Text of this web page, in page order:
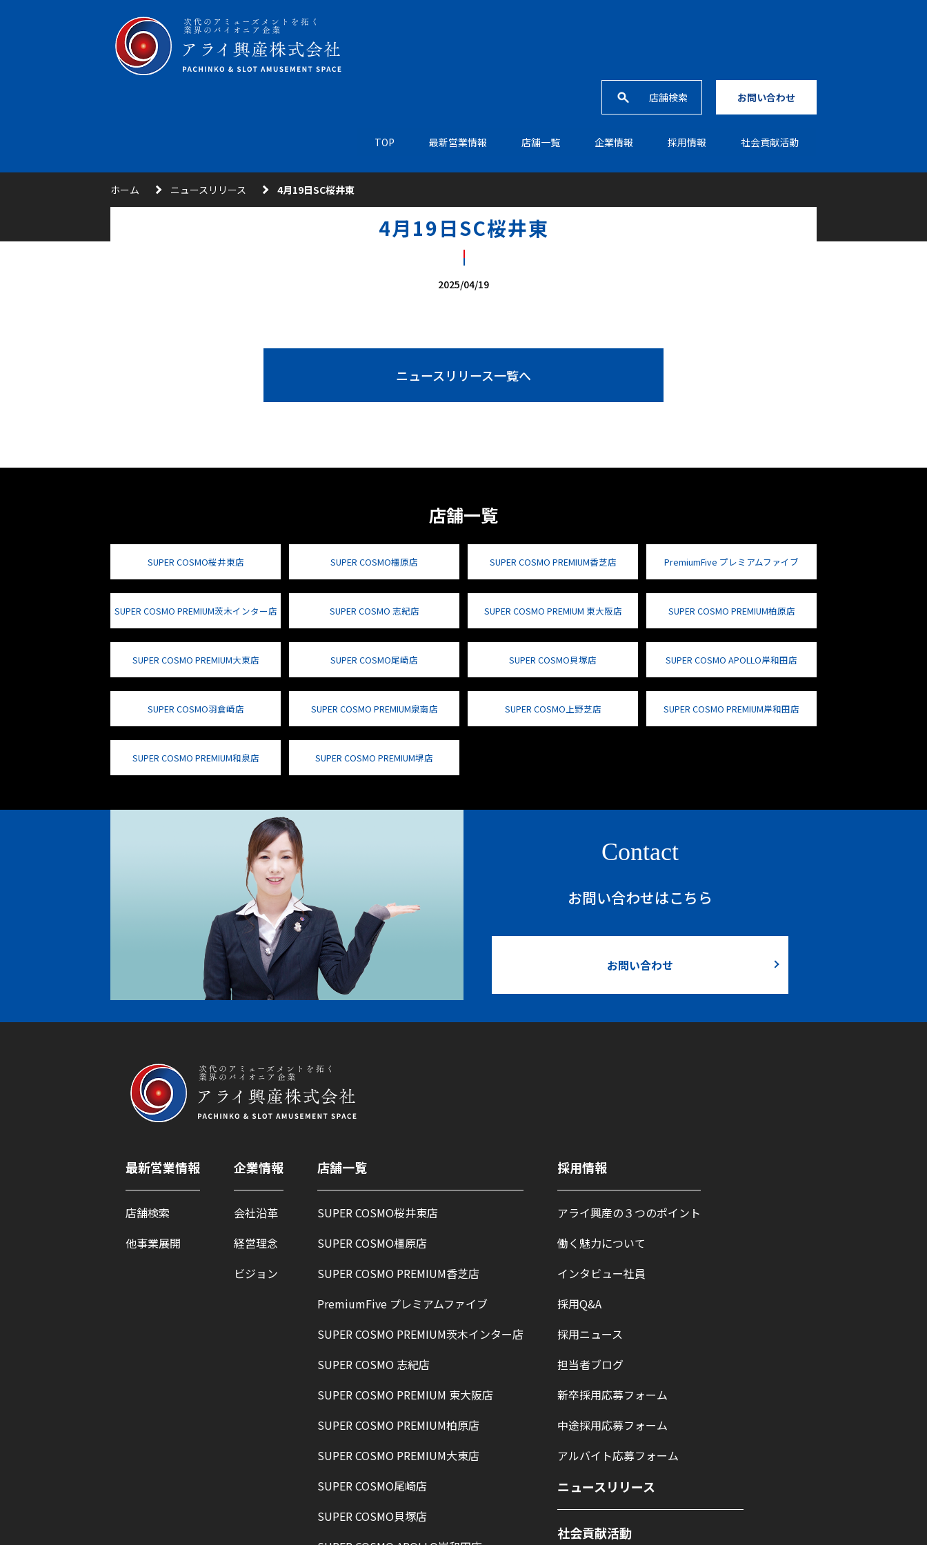
店舗検索 お問い合わせ
TOP 最新営業情報 店舗一覧 企業情報 採⽤情報 社会貢献活動
ホーム ニュースリリース 4月19日SC桜井東
4月19日SC桜井東
2025/04/19
ニュースリリース一覧へ
店舗一覧
SUPER COSMO桜井東店 SUPER COSMO橿原店 SUPER COSMO PREMIUM香芝店 PremiumFive プレミアムファイブ
SUPER COSMO PREMIUM茨木インター店 SUPER COSMO 志紀店 SUPER COSMO PREMIUM 東大阪店 SUPER COSMO PREMIUM柏原店
SUPER COSMO PREMIUM大東店 SUPER COSMO尾崎店 SUPER COSMO貝塚店 SUPER COSMO APOLLO岸和田店
SUPER COSMO羽倉崎店 SUPER COSMO PREMIUM泉南店 SUPER COSMO上野芝店 SUPER COSMO PREMIUM岸和田店
SUPER COSMO PREMIUM和泉店 SUPER COSMO PREMIUM堺店
Contact
お問い合わせはこちら
お問い合わせ
最新営業情報
店舗検索
他事業展開
企業情報
会社沿革
経営理念
ビジョン
店舗一覧
SUPER COSMO桜井東店
SUPER COSMO橿原店
SUPER COSMO PREMIUM香芝店
PremiumFive プレミアムファイブ
SUPER COSMO PREMIUM茨木インター店
SUPER COSMO 志紀店
SUPER COSMO PREMIUM 東大阪店
SUPER COSMO PREMIUM柏原店
SUPER COSMO PREMIUM大東店
SUPER COSMO尾崎店
SUPER COSMO貝塚店
採用情報
アライ興産の３つのポイント
働く魅力について
インタビュー社員
採用Q&A
採用ニュース
担当者ブログ
新卒採用応募フォーム
中途採用応募フォーム
アルバイト応募フォーム
ニュースリリース
社会貢献活動